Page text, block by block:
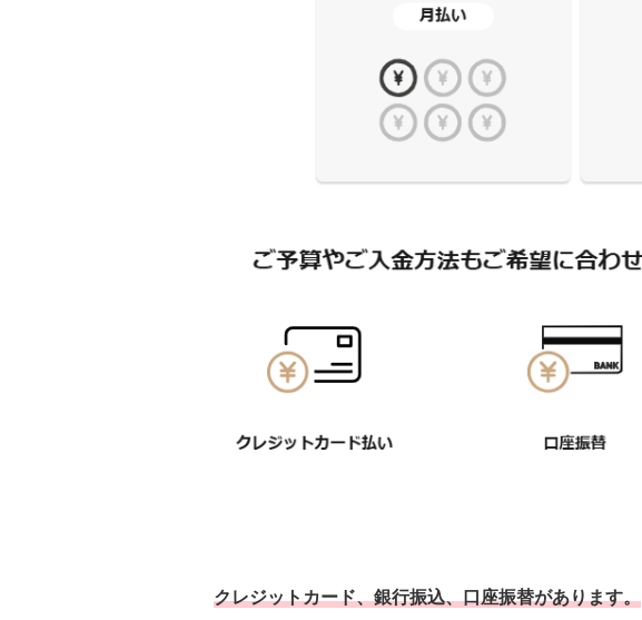
クレジットカード、銀行振込、口座振替があります。